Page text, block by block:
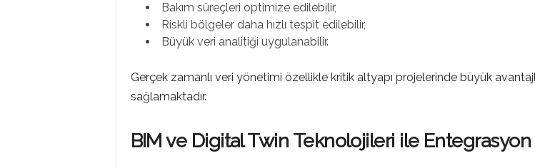
Bakım süreçleri optimize edilebilir,
Riskli bölgeler daha hızlı tespit edilebilir,
Büyük veri analitiği uygulanabilir.
Gerçek zamanlı veri yönetimi özellikle kritik altyapı projelerinde büyük
sağlamaktadır.
BIM ve Digital Twin Teknolojileri ile Entegrasyon